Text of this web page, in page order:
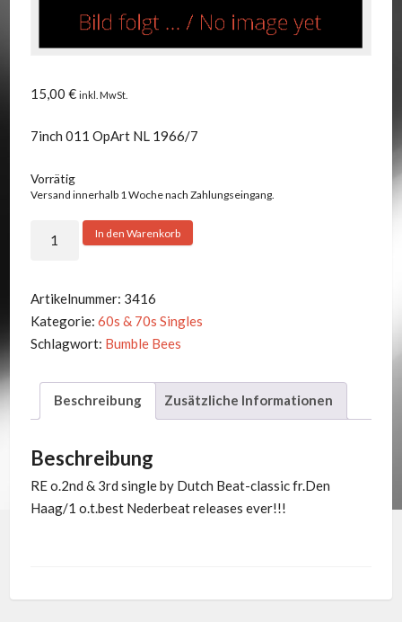
15,00 € inkl. MwSt.
7inch 011 OpArt NL 1966/7
Vorrätig
Versand innerhalb 1 Woche nach Zahlungseingang.
Maybe
Someday
EP
In den Warenkorb
Artikelnummer: 3416
Kategorie: 60s & 70s Singles
Schlagwort: Bumble Bees
Beschreibung Zusätzliche Informationen
Beschreibung
RE o.2nd & 3rd single by Dutch Beat-classic fr.Den
Haag/1 o.t.best Nederbeat releases ever!!!